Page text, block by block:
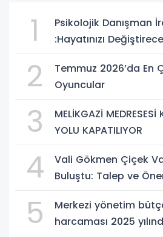
1
Psikolojik Danışman
:Hayatınızı
Atın!
2
Temmuz 2026’da En
Oyuncular
3
MELİKGAZİ
YOLU KAPATILIYOR
4
Vali Gökmen Çiçek
Buluştu: Talep ve
5
Merkezi yönetim
harcaması 2025